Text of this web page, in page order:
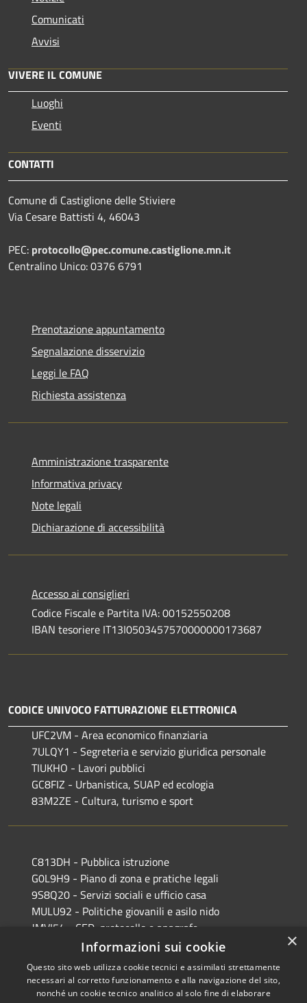
Comunicati
Avvisi
VIVERE IL COMUNE
Luoghi
Eventi
CONTATTI
Comune di Castiglione delle Stiviere
Via Cesare Battisti 4, 46043
PEC: protocollo@pec.comune.castiglione.mn.it
Centralino Unico: 0376 6791
Prenotazione appuntamento
Segnalazione disservizio
Leggi le FAQ
Richiesta assistenza
Amministrazione trasparente
Informativa privacy
Note legali
Dichiarazione di accessibilità
Accesso ai consiglieri
Codice Fiscale e Partita IVA: 00152550208
IBAN tesoriere IT13I0503457570000000173687
CODICE UNIVOCO FATTURAZIONE ELETTRONICA
UFC2VM - Area economico finanziaria
7ULQY1 - Segreteria e servizio giuridica personale
TIUKHO - Lavori pubblici
GC8FIZ - Urbanistica, SUAP ed ecologia
83M2ZE - Cultura, turismo e sport
C813DH - Pubblica istruzione
G0L9H9 - Piano di zona e pratiche legali
9S8Q20 - Servizi sociali e ufficio casa
MULU92 - Politiche giovanili e asilo nido
JMVI54 - CED, protocollo e anagrafe
EFR931 - Polizia Locale
×
Informazioni sui cookie
Questo sito web utilizza cookie tecnici e assimilati strettamente
necessari al corretto funzionamento e alla navigazione del sito,
nonché un cookie tecnico analitico al solo fine di elaborare